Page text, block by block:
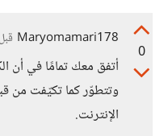
0
Maryomamari178
أتفق معك تمامًا في أن
وتتطوّر كما تكيّفت من
الإنترنت.